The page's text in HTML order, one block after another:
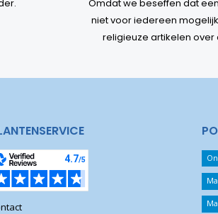
Omdat we beseffen dat
niet voor iedereen
religieuze artikelen